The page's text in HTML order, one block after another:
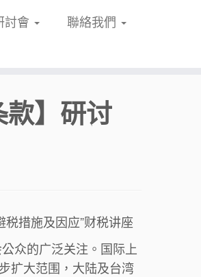
討會
聯絡我們
】研讨
措施及因应”财税讲座
众的广泛关注。国际上
扩大范围，大陆及台湾